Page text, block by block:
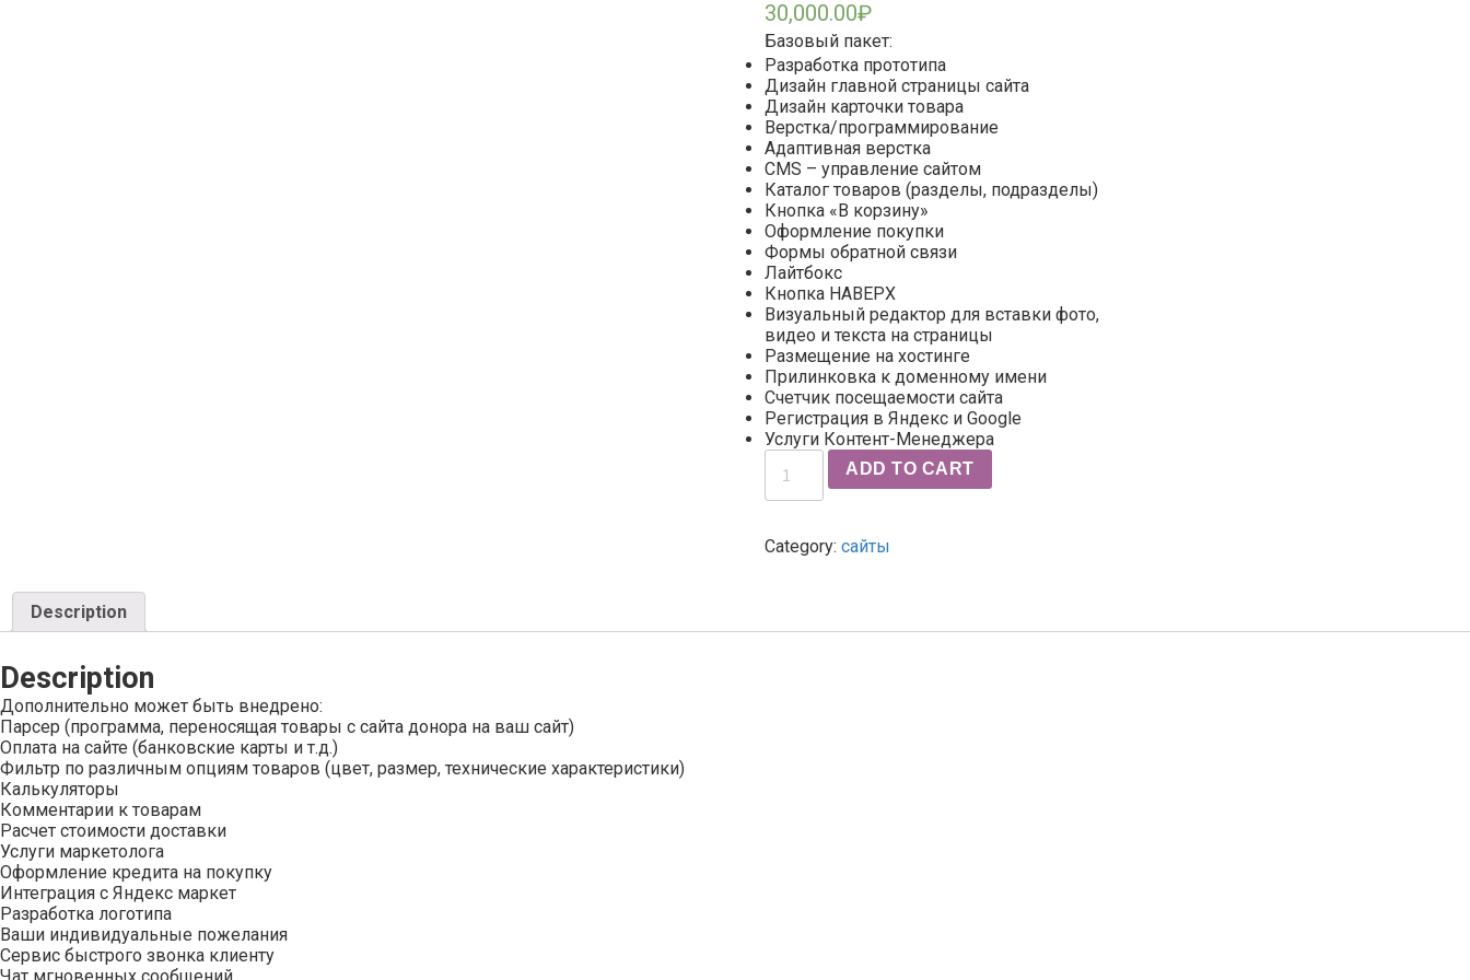
30,000.00₽
Базовый пакет:
Разработка прототипа
Дизайн главной страницы сайта
Дизайн карточки товара
Верстка/программирование
Адаптивная верстка
CMS – управление сайтом
Каталог товаров (разделы, подразделы)
Кнопка «В корзину»
Оформление покупки
Формы обратной связи
Лайтбокс
Кнопка НАВЕРХ
Визуальный редактор для вставки фото,
видео и текста на страницы
Размещение на хостинге
Прилинковка к доменному имени
Счетчик посещаемости сайта
Регистрация в Яндекс и Google
Услуги Контент-Менеджера
Интернет-
магазин
quantity
ADD TO CART
Category: сайты
Description
Description
Дополнительно может быть внедрено:
Парсер (программа, переносящая товары с сайта донора на ваш сайт)
Оплата на сайте (банковские карты и т.д.)
Фильтр по различным опциям товаров (цвет, размер, технические характеристики)
Калькуляторы
Комментарии к товарам
Расчет стоимости доставки
Услуги маркетолога
Оформление кредита на покупку
Интеграция с Яндекс маркет
Разработка логотипа
Ваши индивидуальные пожелания
Сервис быстрого звонка клиенту